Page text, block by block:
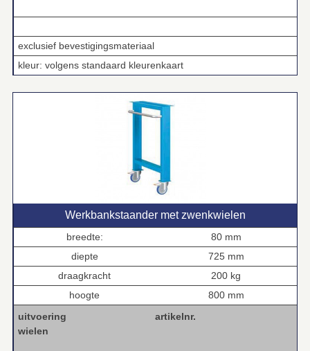
exclusief bevestigingsmateriaal
kleur: volgens standaard kleurenkaart
Werkbankstaander met zwenkwielen
breedte:
80 mm
diepte
725 mm
draagkracht
200 kg
hoogte
800 mm
uitvoering
wielen
artikelnr.